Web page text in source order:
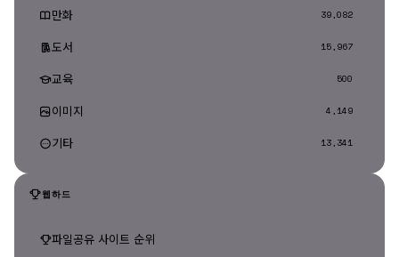
만화 39,082
도서 15,967
교육 500
이미지 4,149
기타 13,341
웹하드
파일공유 사이트 순위